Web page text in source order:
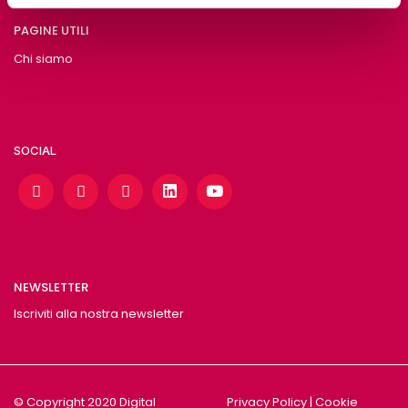
PAGINE UTILI
Chi siamo
SOCIAL
NEWSLETTER
Iscriviti alla nostra newsletter
© Copyright 2020 Digital Privacy Policy| Cookie